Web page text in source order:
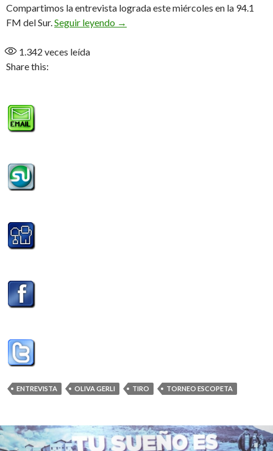
Compartimos la entrevista lograda este miércoles en la 94.1
FM del Sur.Seguir leyendo Torneo de Escopeta para abrir la
→
1.342 veces leída
Share this:
ENTREVISTA OLIVA GERLI TIRO TORNEO ESCOPETA